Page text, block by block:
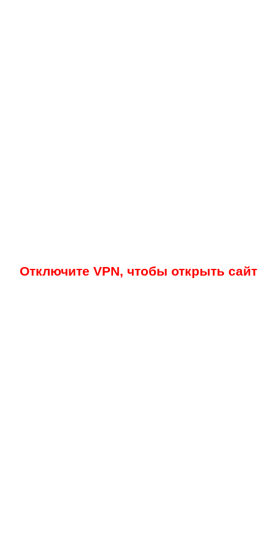
Отключите VPN, чтобы открыть сайт